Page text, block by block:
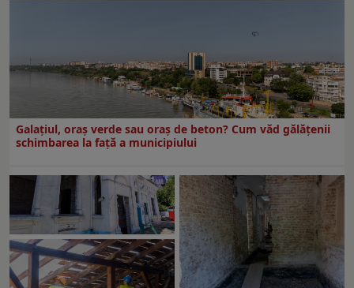
Galațiul, oraș verde sau oraș de beton? Cum văd gălățenii
schimbarea la față a municipiului